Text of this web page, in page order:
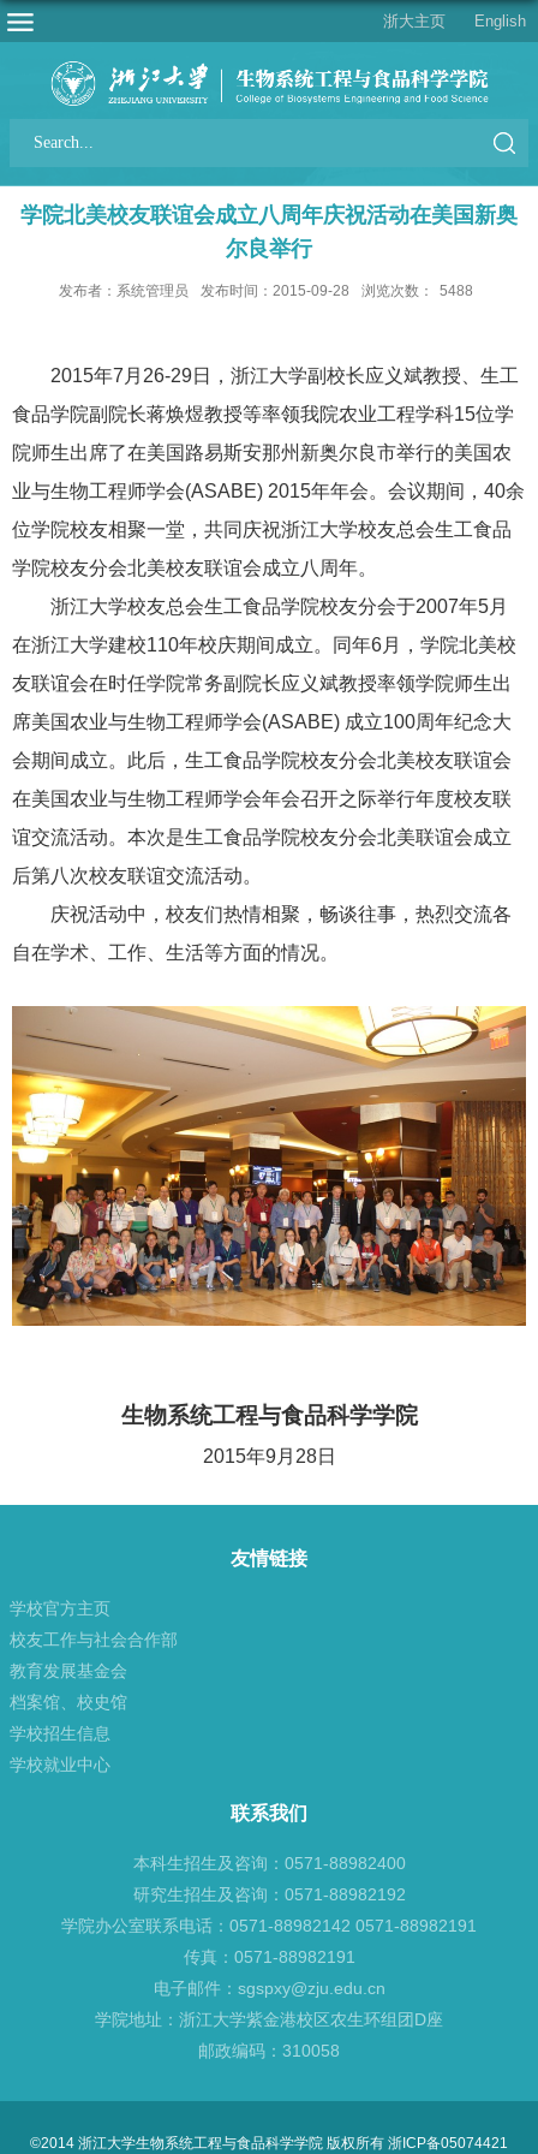
浙大主页 English
学院北美校友联谊会成立八周年庆祝活动在美国新奥
尔良举行
发布者：系统管理员 发布时间：2015-09-28 浏览次数： 5488
2015年7月26-29日，浙江大学副校长应义斌教授、生工
食品学院副院长蒋焕煜教授等率领我院农业工程学科15位学
院师生出席了在美国路易斯安那州新奥尔良市举行的美国农
业与生物工程师学会(ASABE) 2015年年会。会议期间，40余
位学院校友相聚一堂，共同庆祝浙江大学校友总会生工食品
学院校友分会北美校友联谊会成立八周年。
浙江大学校友总会生工食品学院校友分会于2007年5月
在浙江大学建校110年校庆期间成立。同年6月，学院北美校
友联谊会在时任学院常务副院长应义斌教授率领学院师生出
席美国农业与生物工程师学会(ASABE) 成立100周年纪念大
会期间成立。此后， 生工食品学院校友分会北美校友联谊会
在美国农业与生物工程师学会年会召开之际举行年度校友联
谊交流活动。 本次是生工食品学院校友分会北美联谊会成立
后第八次校友联谊交流活动。
庆祝活动中，校友们热情相聚，畅谈往事，热烈交流各
自在学术、工作、生活等方面的情况。
生物系统工程与食品科学学院
2015年9月28日
友情链接
学校官方主页
校友工作与社会合作部
教育发展基金会
档案馆、校史馆
学校招生信息
学校就业中心
联系我们
本科生招生及咨询：0571-88982400
研究生招生及咨询：0571-88982192
学院办公室联系电话：0571-88982142 0571-88982191
传真：0571-88982191
电子邮件：sgspxy@zju.edu.cn
学院地址：浙江大学紫金港校区农生环组团D座
邮政编码：310058
©2014 浙江大学生物系统工程与食品科学学院 版权所有 浙ICP备05074421